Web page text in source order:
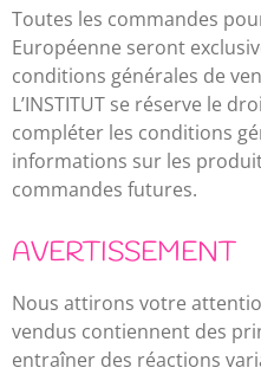
Toutes les commandes
Européenne seront
conditions générales de
L’INSTITUT se réserve le
compléter les conditions
informations sur les
commandes futures.
AVERTISSEMENT
Nous attirons votre
vendus contiennent des
entraîner des réactions